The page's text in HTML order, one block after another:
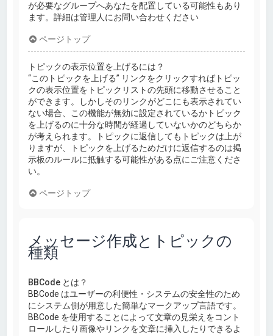
が必要なグループへあなたを配置している可能性もあり
ます。詳細は管理人にお問い合わせください
ページトップ
トピックの表示位置を上げるには？
“このトピックを上げる” リンクをクリックすればトピッ
クの表示位置をトピックリストの先頭に移動させること
ができます。しかしそのリンクがどこにも表示されてい
ない場合、この機能が無効に設定されているかトピック
を上げるのに十分な時間が経過していないかのどちらか
が考えられます。トピックに返信してもトピックは上が
りますが、トピックを上げるためだけに返信するのは掲
示板のルールに抵触する可能性がある点にご注意くださ
い。
ページトップ
メッセージ作成とトピックの
種類
BBCode とは？
BBCode はユーザーの利便性・システムの安全性のため
にシステム側が用意した簡単なマークアップ言語です。
BBCode を使用することによって文章の見栄えをコント
ロールしたり画像やリンクを文章に挿入したりできるよ